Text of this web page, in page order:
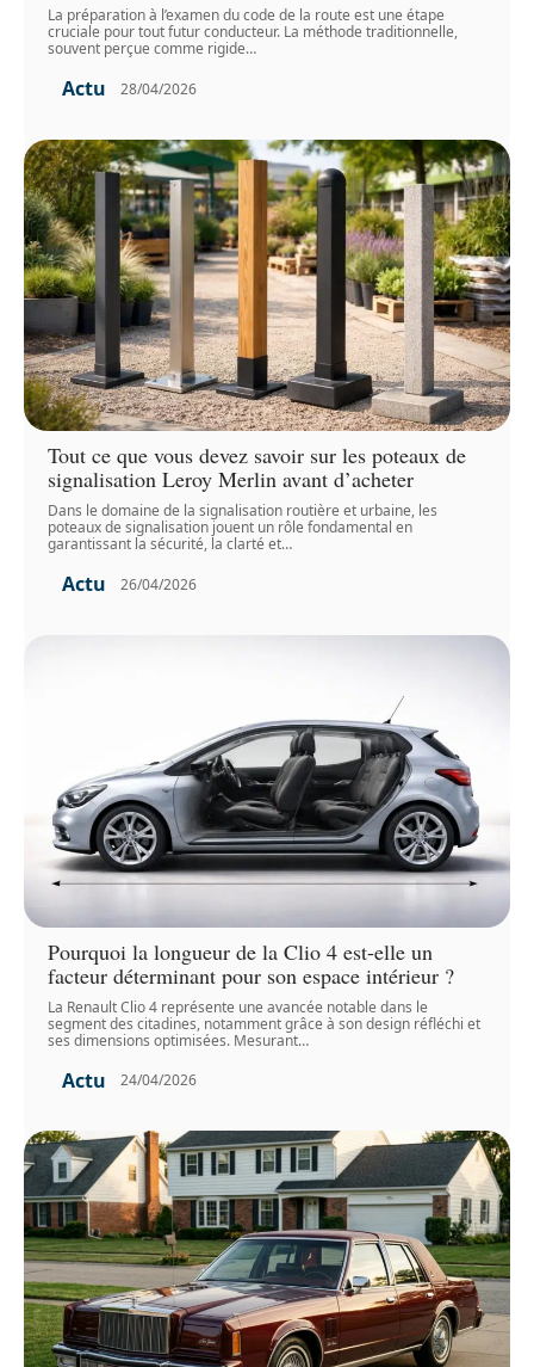
La préparation à l’examen du code de la route est une étape
cruciale pour tout futur conducteur. La méthode traditionnelle,
souvent perçue comme rigide…
Actu 28/04/2026
Tout ce que vous devez savoir sur les poteaux de
signalisation Leroy Merlin avant d’acheter
Dans le domaine de la signalisation routière et urbaine, les
poteaux de signalisation jouent un rôle fondamental en
garantissant la sécurité, la clarté et…
Actu 26/04/2026
Pourquoi la longueur de la Clio 4 est-elle un
facteur déterminant pour son espace intérieur ?
La Renault Clio 4 représente une avancée notable dans le
segment des citadines, notamment grâce à son design réfléchi et
ses dimensions optimisées. Mesurant…
Actu 24/04/2026